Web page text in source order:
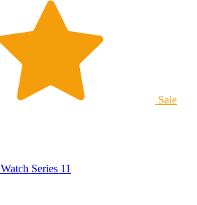
Sale
Watch Series 11